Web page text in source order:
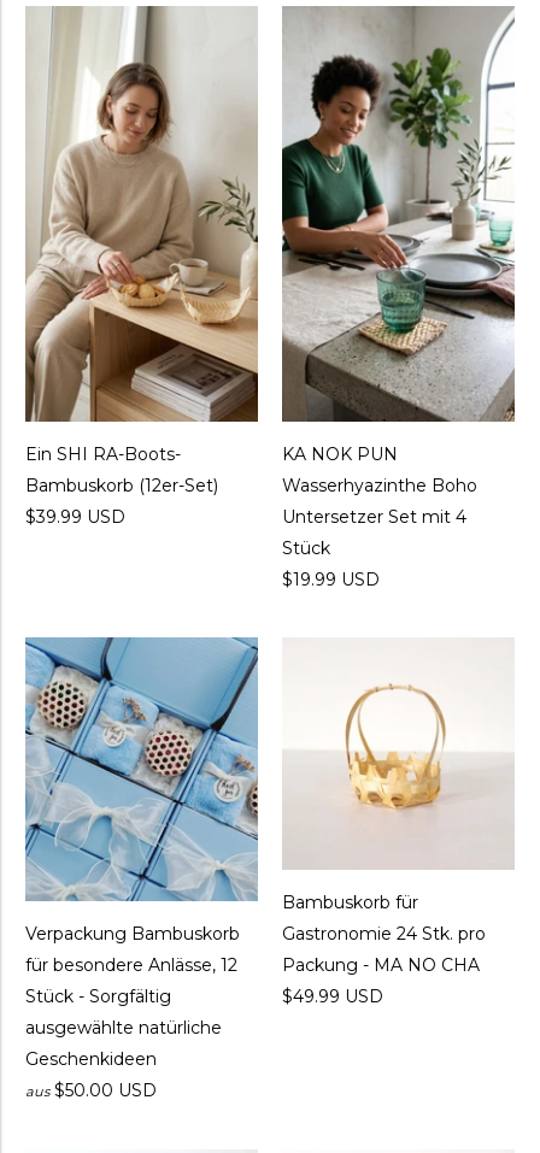
Ein SHI RA-Boots-
Bambuskorb (12er-Set)
$39.99 USD
KA NOK PUN
Wasserhyazinthe Boho
Untersetzer Set mit 4
Stück
$19.99 USD
Verpackung Bambuskorb
für besondere Anlässe, 12
Stück - Sorgfältig
ausgewählte natürliche
Geschenkideen
aus $50.00 USD
Bambuskorb für
Gastronomie 24 Stk. pro
Packung - MA NO CHA
$49.99 USD